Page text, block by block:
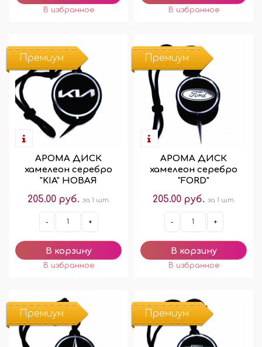
Премиум
АРОМА ДИСК
хамелеон серебро
"KIA" НОВАЯ
205.00 руб. за 1 шт.
- +
Премиум
АРОМА ДИСК
хамелеон серебро
"FORD"
205.00 руб. за 1 шт.
- +
Премиум Премиум